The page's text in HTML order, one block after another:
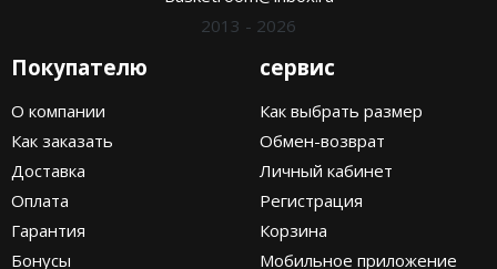
2013 - 2026
Покупателю
О компании
Как заказать
Доставка
Оплата
Гарантия
Бонусы
сервис
Как выбрать размер
Обмен-возврат
Личный кабинет
Регистрация
Корзина
Мобильное приложение